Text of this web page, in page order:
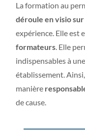
La formation au
déroule en visio sur
expérience. Elle est
formateurs. Elle
indispensables à
établissement.
manière
de cause.